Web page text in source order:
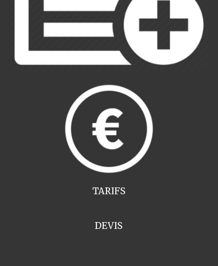
TARIFS
DEVIS